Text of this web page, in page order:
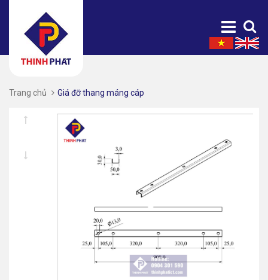
Trang chủ Giá đỡ thang máng cáp